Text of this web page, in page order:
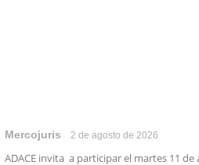
Mercojuris 2 de agosto de 2026
ADACE invita a participar el martes 11 de